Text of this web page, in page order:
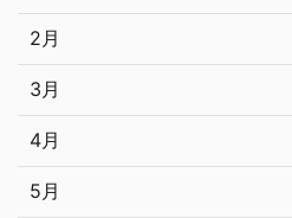
2月
3月
4月
5月